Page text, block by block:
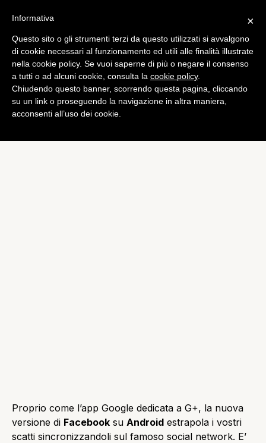
App
Facebook: l’app per
Android ora sincronizza le
foto
diAlessandro Moretti
Proprio come l’app Google dedicata a G+, la nuova
versione di Facebook su Android estrapola i vostri
scatti sincronizzandoli sul famoso social network. E’
×
Informativa
Questo sito o gli strumenti terzi da questo utilizzati si avvalgono
di cookie necessari al funzionamento ed utili alle finalità illustrate
nella cookie policy. Se vuoi saperne di più o negare il consenso
a tutti o ad alcuni cookie, consulta la cookie policy.
Chiudendo questo banner, scorrendo questa pagina, cliccando
su un link o proseguendo la navigazione in altra maniera,
acconsenti all’uso dei cookie.